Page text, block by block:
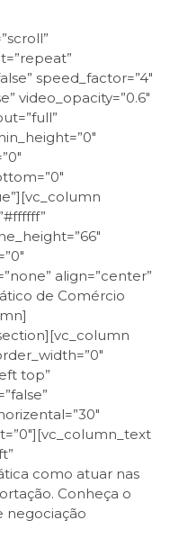
speed_factor=”4″
video_opacity=”0.6″
align=”center”
de Comércio
top”
como atuar nas
Conheça o
negociação